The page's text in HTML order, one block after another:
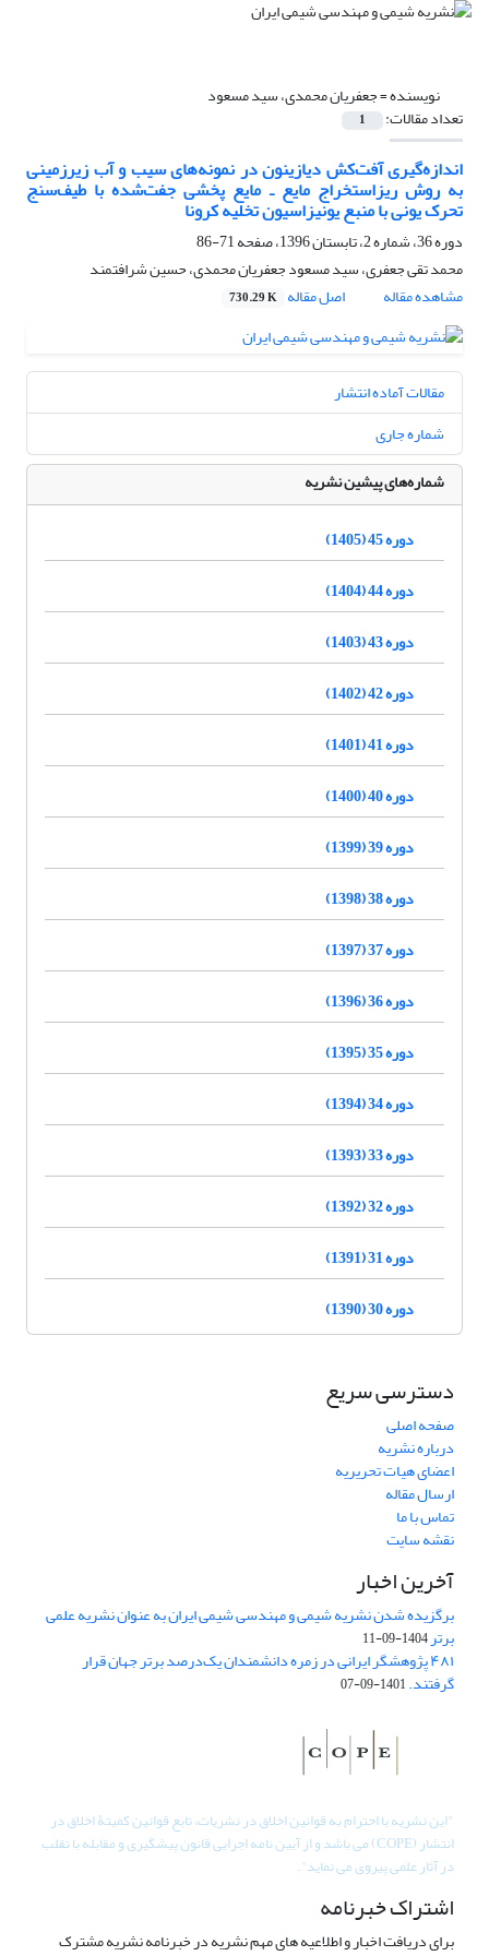
نویسنده =جعفریان محمدی، سید مسعود
تعداد مقالات: 1
اندازه‌گیری آفت‌کش دیازینون در نمونه‌های سیب و آب زیرزمینی
به روش ریز‌استخراج مایع ـ مایع پخشی جفت‌شده با طیف‌سنج
تحرک یونی با منبع یونیزاسیون تخلیه کرونا
دوره 36، شماره 2، تابستان 1396، صفحه
71-86
محمد تقی جعفری، سید مسعود جعفریان محمدی، حسین شرافتمند
مشاهده مقاله
اصل مقاله 730.29 K
مقالات آماده انتشار
شماره جاری
شماره‌های پیشین نشریه
دوره 45 (1405)
دوره 44 (1404)
دوره 43 (1403)
دوره 42 (1402)
دوره 41 (1401)
دوره 40 (1400)
دوره 39 (1399)
دوره 38 (1398)
دوره 37 (1397)
دوره 36 (1396)
دوره 35 (1395)
دوره 34 (1394)
دوره 33 (1393)
دوره 32 (1392)
دوره 31 (1391)
دوره 30 (1390)
دسترسی سریع
صفحه اصلی
درباره نشریه
اعضای هیات تحریریه
ارسال مقاله
تماس با ما
نقشه سایت
آخرین اخبار
برگزیده شدن نشریه شیمی و مهندسی شیمی ایران به عنوان نشریه علمی
برتر1404-09-11
۴۸۱ پژوهشگر ایرانی در زمره دانشمندان یک‌درصد برتر جهان قرار
گرفتند.1401-09-07
"این نشریه با احترام به قوانین اخلاق در نشریات، تابع قوانین کمیتۀ اخلاق در
انتشار (COPE) می باشد و از آیین نامه اجرایی قانون پیشگیری و مقابله با تقلب
در آثار علمی پیروی می نماید".
اشتراک خبرنامه
برای دریافت اخبار و اطلاعیه های مهم نشریه در خبرنامه نشریه مشترک